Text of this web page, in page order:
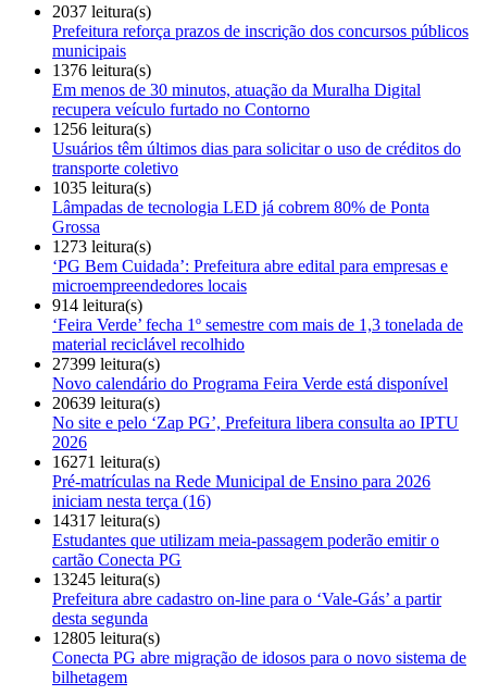
2037 leitura(s)
Prefeitura reforça prazos de inscrição dos concursos públicos
municipais
1376 leitura(s)
Em menos de 30 minutos, atuação da Muralha Digital
recupera veículo furtado no Contorno
1256 leitura(s)
Usuários têm últimos dias para solicitar o uso de créditos do
transporte coletivo
1035 leitura(s)
Lâmpadas de tecnologia LED já cobrem 80% de Ponta
Grossa
1273 leitura(s)
‘PG Bem Cuidada’: Prefeitura abre edital para empresas e
microempreendedores locais
914 leitura(s)
‘Feira Verde’ fecha 1º semestre com mais de 1,3 tonelada de
material reciclável recolhido
27399 leitura(s)
Novo calendário do Programa Feira Verde está disponível
20639 leitura(s)
No site e pelo ‘Zap PG’, Prefeitura libera consulta ao IPTU
2026
16271 leitura(s)
Pré-matrículas na Rede Municipal de Ensino para 2026
iniciam nesta terça (16)
14317 leitura(s)
Estudantes que utilizam meia-passagem poderão emitir o
cartão Conecta PG
13245 leitura(s)
Prefeitura abre cadastro on-line para o ‘Vale-Gás’ a partir
desta segunda
12805 leitura(s)
Conecta PG abre migração de idosos para o novo sistema de
bilhetagem